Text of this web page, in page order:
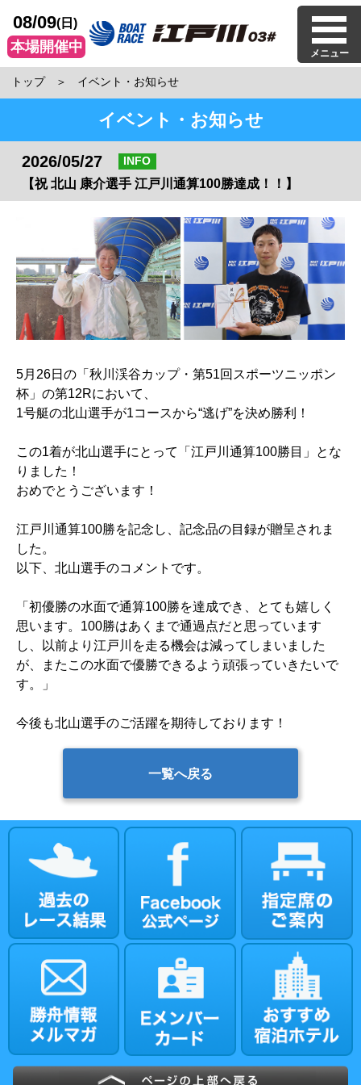
08/09(日)
本場開催中 メニュー
トップ イベント・お知らせ
イベント・お知らせ
2026/05/27 INFO
【祝 北山 康介選手 江戸川通算100勝達成！！】
5月26日の「秋川渓谷カップ・第51回スポーツニッポン
杯」の第12Rにおいて、
1号艇の北山選手が1コースから“逃げ”を決め勝利！
この1着が北山選手にとって「江戸川通算100勝目」とな
りました！
おめでとうございます！
江戸川通算100勝を記念し、記念品の目録が贈呈されま
した。
以下、北山選手のコメントです。
「初優勝の水面で通算100勝を達成でき、とても嬉しく
思います。100勝はあくまで通過点だと思っています
し、以前より江戸川を走る機会は減ってしまいました
が、またこの水面で優勝できるよう頑張っていきたいで
す。」
今後も北山選手のご活躍を期待しております！
一覧へ戻る